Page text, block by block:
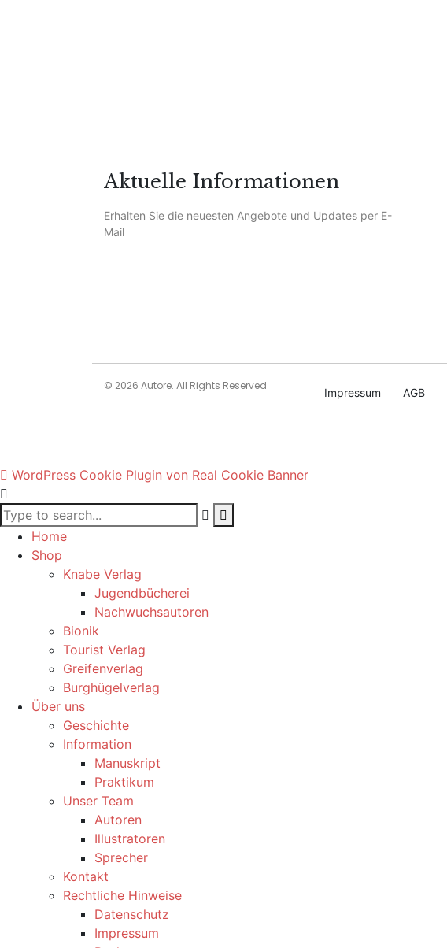
Aktuelle Informationen
Erhalten Sie die neuesten Angebote und Updates per E-
Mail
© 2026 Autore. All Rights Reserved
Impressum AGB
WordPress Cookie Plugin von Real Cookie Banner
Home
Shop
Knabe Verlag
Jugendbücherei
Nachwuchsautoren
Bionik
Tourist Verlag
Greifenverlag
Burghügelverlag
Über uns
Geschichte
Information
Manuskript
Praktikum
Unser Team
Autoren
Illustratoren
Sprecher
Kontakt
Rechtliche Hinweise
Datenschutz
Impressum